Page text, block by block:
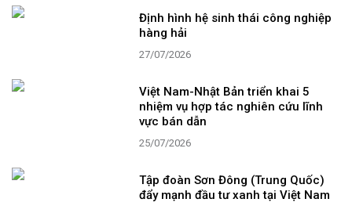
Định hình hệ sinh thái công nghiệp
hàng hải
27/07/2026
Việt Nam-Nhật Bản triển khai 5
nhiệm vụ hợp tác nghiên cứu lĩnh
vực bán dẫn
25/07/2026
Tập đoàn Sơn Đông (Trung Quốc)
đẩy mạnh đầu tư xanh tại Việt Nam